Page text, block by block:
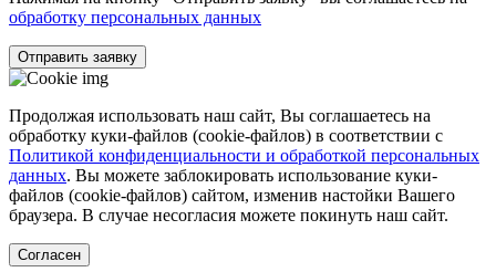
обработку персональных данных
Отправить заявку
Продолжая использовать наш сайт, Вы соглашаетесь на
обработку куки-файлов (cookie-файлов) в соответствии с
Политикой конфиденциальности и обработкой персональных
данных. Вы можете заблокировать использование куки-
файлов (cookie-файлов) сайтом, изменив настойки Вашего
браузера. В случае несогласия можете покинуть наш сайт.
Согласен